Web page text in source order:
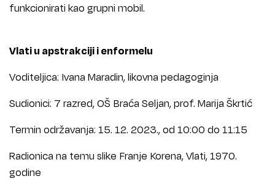
funkcionirati kao grupni mobil.
Vlati u apstrakciji i enformelu
Voditeljica: Ivana Maradin, likovna pedagoginja
Sudionici: 7 razred, OŠ Braća Seljan, prof. Marija Škrtić
Termin održavanja: 15. 12. 2023., od 10:00 do 11:15
Radionica na temu slike Franje Korena, Vlati, 1970.
godine